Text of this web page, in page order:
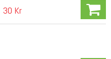
30 Kr